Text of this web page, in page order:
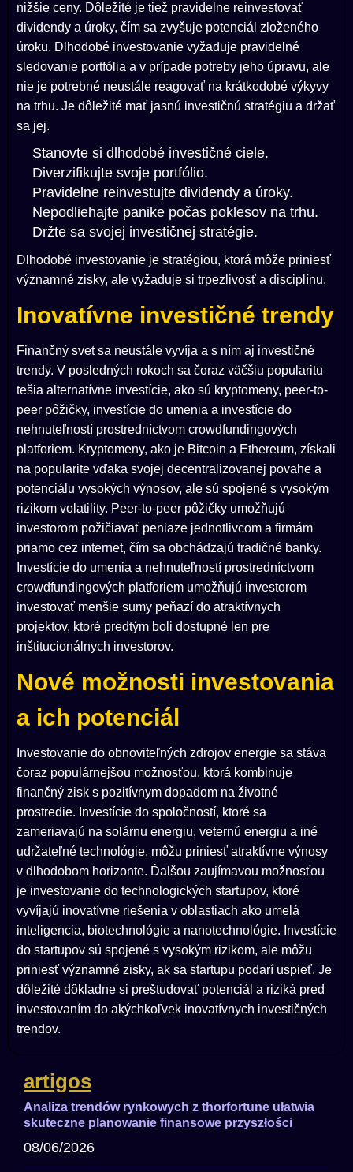
nižšie ceny. Dôležité je tiež pravidelne reinvestovať
dividendy a úroky, čím sa zvyšuje potenciál zloženého
úroku. Dlhodobé investovanie vyžaduje pravidelné
sledovanie portfólia a v prípade potreby jeho úpravu, ale
nie je potrebné neustále reagovať na krátkodobé výkyvy
na trhu. Je dôležité mať jasnú investičnú stratégiu a držať
sa jej.
Stanovte si dlhodobé investičné ciele.
Diverzifikujte svoje portfólio.
Pravidelne reinvestujte dividendy a úroky.
Nepodliehajte panike počas poklesov na trhu.
Držte sa svojej investičnej stratégie.
Dlhodobé investovanie je stratégiou, ktorá môže priniesť
významné zisky, ale vyžaduje si trpezlivosť a disciplínu.
Inovatívne investičné trendy
Finančný svet sa neustále vyvíja a s ním aj investičné
trendy. V posledných rokoch sa čoraz väčšiu popularitu
tešia alternatívne investície, ako sú kryptomeny, peer-to-
peer pôžičky, investície do umenia a investície do
nehnuteľností prostredníctvom crowdfundingových
platforiem. Kryptomeny, ako je Bitcoin a Ethereum, získali
na popularite vďaka svojej decentralizovanej povahe a
potenciálu vysokých výnosov, ale sú spojené s vysokým
rizikom volatility. Peer-to-peer pôžičky umožňujú
investorom požičiavať peniaze jednotlivcom a firmám
priamo cez internet, čím sa obchádzajú tradičné banky.
Investície do umenia a nehnuteľností prostredníctvom
crowdfundingových platforiem umožňujú investorom
investovať menšie sumy peňazí do atraktívnych
projektov, ktoré predtým boli dostupné len pre
inštitucionálnych investorov.
Nové možnosti investovania
a ich potenciál
Investovanie do obnoviteľných zdrojov energie sa stáva
čoraz populárnejšou možnosťou, ktorá kombinuje
finančný zisk s pozitívnym dopadom na životné
prostredie. Investície do spoločností, ktoré sa
zameriavajú na solárnu energiu, veternú energiu a iné
udržateľné technológie, môžu priniesť atraktívne výnosy
v dlhodobom horizonte. Ďalšou zaujímavou možnosťou
je investovanie do technologických startupov, ktoré
vyvíjajú inovatívne riešenia v oblastiach ako umelá
inteligencia, biotechnológie a nanotechnológie. Investície
do startupov sú spojené s vysokým rizikom, ale môžu
priniesť významné zisky, ak sa startupu podarí uspieť. Je
dôležité dôkladne si preštudovať potenciál a riziká pred
investovaním do akýchkoľvek inovatívnych investičných
trendov.
artigos
Analiza trendów rynkowych z thorfortune ułatwia
skuteczne planowanie finansowe przyszłości
08/06/2026